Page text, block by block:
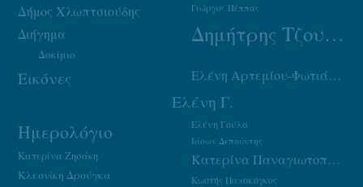
Γιώργος Πέππας
Δήμος Χλωπτσιούδης
Δημήτρης Τζουμάκας
Διήγημα
Δοκίμιο
Εικόνες Ελένη Αρτεμίου-Φωτιάδου
Ελένη Γ.
Ελένη Γούλα
Ημερολόγιο Ιάσων Δεπούντης
Κατερίνα Ζησάκη Κατερίνα Παναγιωτοπούλου
Κλεονίκη Δρούγκα Κωστής Παπακόγκος